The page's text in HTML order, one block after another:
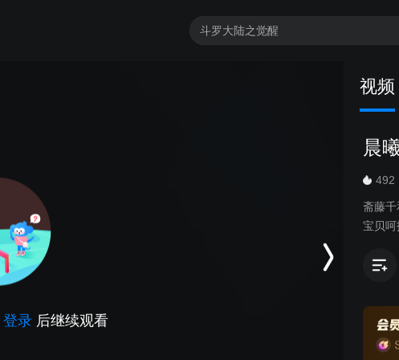
登录 后继续观看
视频
晨
492
斋藤
宝贝呵
亲并
连串